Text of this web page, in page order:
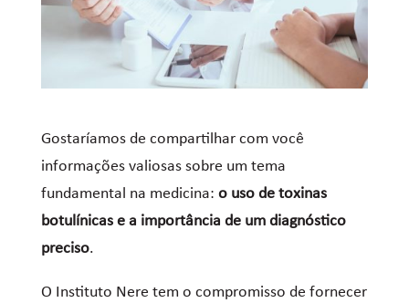
Gostaríamos de compartilhar com você
informações valiosas sobre um tema
fundamental na medicina: o uso de toxinas
botulínicas e a importância de um diagnóstico
preciso.
O Instituto Nere tem o compromisso de fornecer